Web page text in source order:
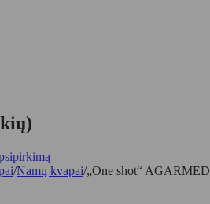
/Namų kvapai/„One shot“